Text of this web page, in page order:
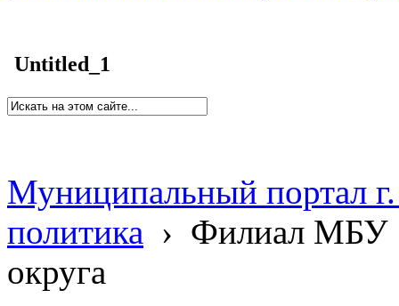
Untitled_1
Муниципальный портал
политика › Филиал МБУ
округа